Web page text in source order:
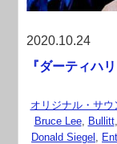
2020.10.24
『ダーティハ
オリジナル・サウ
Bruce Lee, Bullitt,
Donald Siegel